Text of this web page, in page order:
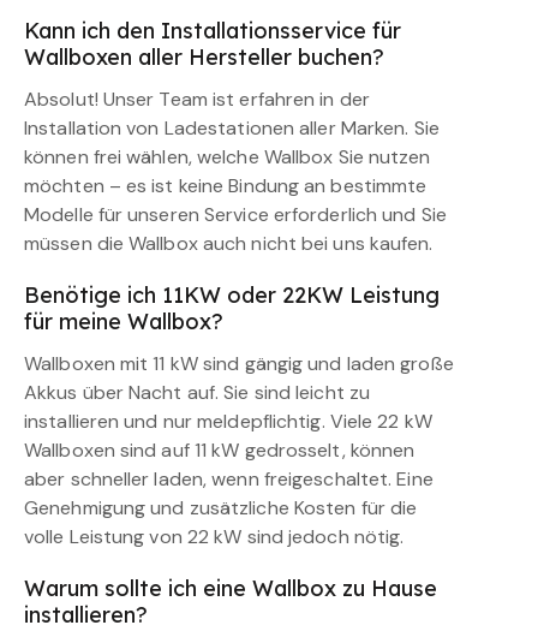
Kann ich den Installationsservice für
Wallboxen aller Hersteller buchen?
Absolut! Unser Team ist erfahren in der
Installation von Ladestationen aller Marken. Sie
können frei wählen, welche Wallbox Sie nutzen
möchten – es ist keine Bindung an bestimmte
Modelle für unseren Service erforderlich und Sie
müssen die Wallbox auch nicht bei uns kaufen.
Benötige ich 11KW oder 22KW Leistung
für meine Wallbox?
Wallboxen mit 11 kW sind gängig und laden große
Akkus über Nacht auf. Sie sind leicht zu
installieren und nur meldepflichtig. Viele 22 kW
Wallboxen sind auf 11 kW gedrosselt, können
aber schneller laden, wenn freigeschaltet. Eine
Genehmigung und zusätzliche Kosten für die
volle Leistung von 22 kW sind jedoch nötig.
Warum sollte ich eine Wallbox zu Hause
installieren?